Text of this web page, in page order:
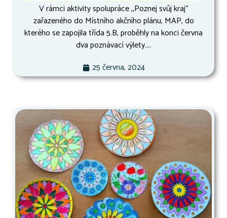
V rámci aktivity spolupráce ,,Poznej svůj kraj“
zařazeného do Místního akčního plánu, MAP, do
kterého se zapojila třída 5.B, proběhly na konci června
dva poznávací výlety....
25 června, 2024